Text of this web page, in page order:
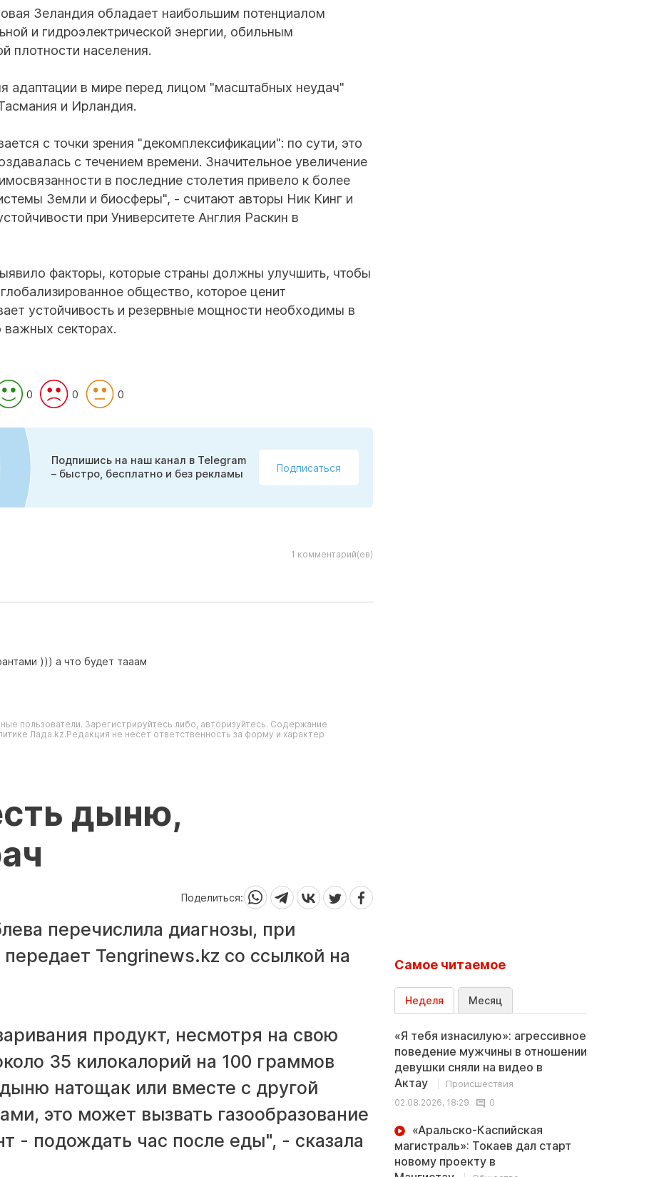
Зеландия обладает наибольшим потенциалом
и гидроэлектрической энергии, обильным
плотности населения.
адаптации в мире перед лицом "масштабных неудач"
и Ирландия.
с точки зрения "декомплексификации": по сути, это
с течением времени. Значительное увеличение
в последние столетия привело к более
Земли и биосферы", - считают авторы Ник Кинг и
при Университете Англия Раскин в
факторы, которые страны должны улучшить, чтобы
общество, которое ценит
устойчивость и резервные мощности необходимы в
секторах.
0 0 0
Подпишись на наш канал в Telegram
– быстро, бесплатно и без рекламы
Подписаться
1 комментарий(ев)
))) а что будет тааам
пользователи. Зарегистрируйтесь либо, авторизуйтесь. Содержание
Лада.kz.Редакция не несет ответственность за форму и характер
дыню,
Поделиться:
перечислила диагнозы, при
Tengrinews.kz со ссылкой на
продукт, несмотря на свою
35 килокалорий на 100 граммов
натощак или вместе с другой
это может вызвать газообразование
- подождать час после еды", - сказала
Самое читаемое
Неделя Месяц
«Я тебя изнасилую»: агрессивное
поведение мужчины в отношении
девушки сняли на видео в
Актау
Происшествия
02.08.2026, 18:29
0
«Аральско-Каспийская
магистраль»: Токаев дал старт
новому проекту в